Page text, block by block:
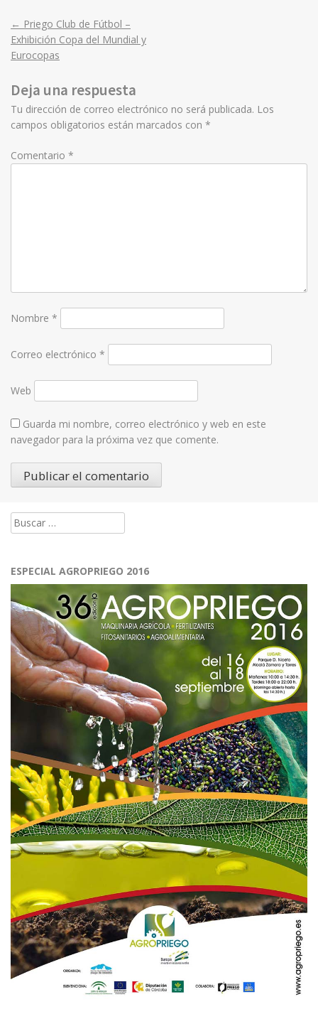
Post
navigation
← Priego Club de Fútbol –
Exhibición Copa del Mundial y
Eurocopas
Deja una respuesta
Tu dirección de correo electrónico no será publicada. Los
campos obligatorios están marcados con *
Comentario *
Nombre *
Correo electrónico *
Web
Guarda mi nombre, correo electrónico y web en este
navegador para la próxima vez que comente.
Buscar:
ESPECIAL AGROPRIEGO 2016